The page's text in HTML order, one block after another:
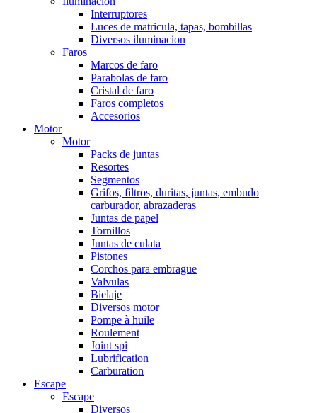
Interruptores
Luces de matricula, tapas, bombillas
Diversos iluminacion
Faros
Marcos de faro
Parabolas de faro
Cristal de faro
Faros completos
Accesorios
Motor
Motor
Packs de juntas
Resortes
Segmentos
Grifos, filtros, duritas, juntas, embudo
carburador, abrazaderas
Juntas de papel
Tornillos
Juntas de culata
Pistones
Corchos para embrague
Valvulas
Bielaje
Diversos motor
Pompe à huile
Roulement
Joint spi
Lubrification
Carburation
Escape
Escape
Diversos